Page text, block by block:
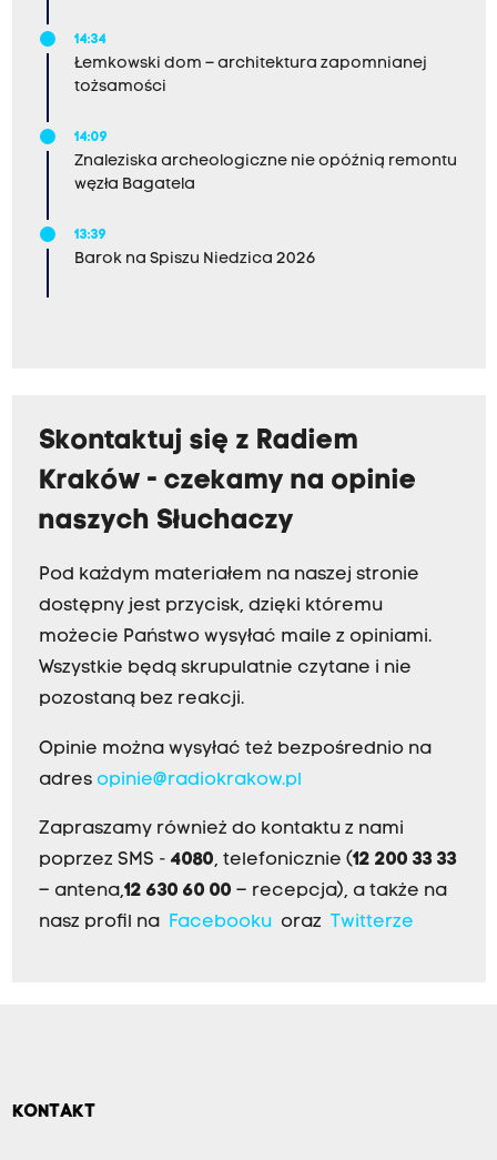
14:34
Łemkowski dom – architektura zapomnianej
tożsamości
14:09
Znaleziska archeologiczne nie opóźnią remontu
węzła Bagatela
13:39
Barok na Spiszu Niedzica 2026
Skontaktuj się z Radiem
Kraków - czekamy na opinie
naszych Słuchaczy
Pod każdym materiałem na naszej stronie
dostępny jest przycisk, dzięki któremu
możecie Państwo wysyłać maile z opiniami.
Wszystkie będą skrupulatnie czytane i nie
pozostaną bez reakcji.
Opinie można wysyłać też bezpośrednio na
adres opinie@radiokrakow.pl
Zapraszamy również do kontaktu z nami
poprzez SMS - 4080, telefonicznie (12 200 33 33
– antena,12 630 60 00 – recepcja), a także na
nasz profil na
Facebookuoraz Twitterze
KONTAKT